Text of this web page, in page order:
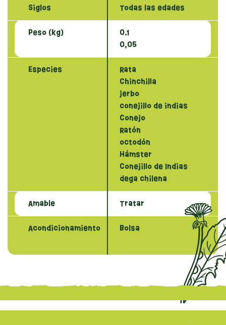
Siglos Todas las edades
Peso (kg)
0.1
0,05
Especies
Rata
Chinchilla
jerbo
conejillo de indias
Conejo
Ratón
octodón
Hámster
Conejillo de Indias
dega chilena
Amable Tratar
Acondicionamiento Bolsa